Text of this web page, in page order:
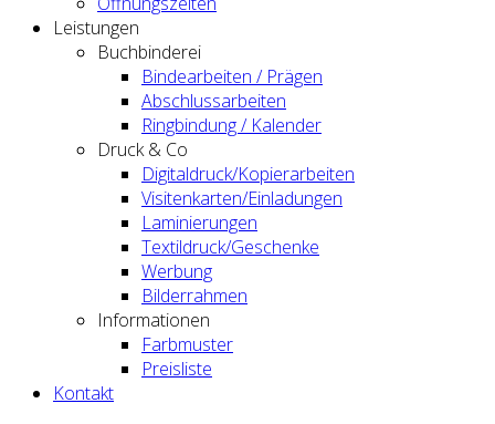
Leistungen
Buchbinderei
Bindearbeiten / Prägen
Abschlussarbeiten
Ringbindung / Kalender
Druck & Co
Digitaldruck/Kopierarbeiten
Visitenkarten/Einladungen
Laminierungen
Textildruck/Geschenke
Werbung
Bilderrahmen
Informationen
Farbmuster
Preisliste
Kontakt